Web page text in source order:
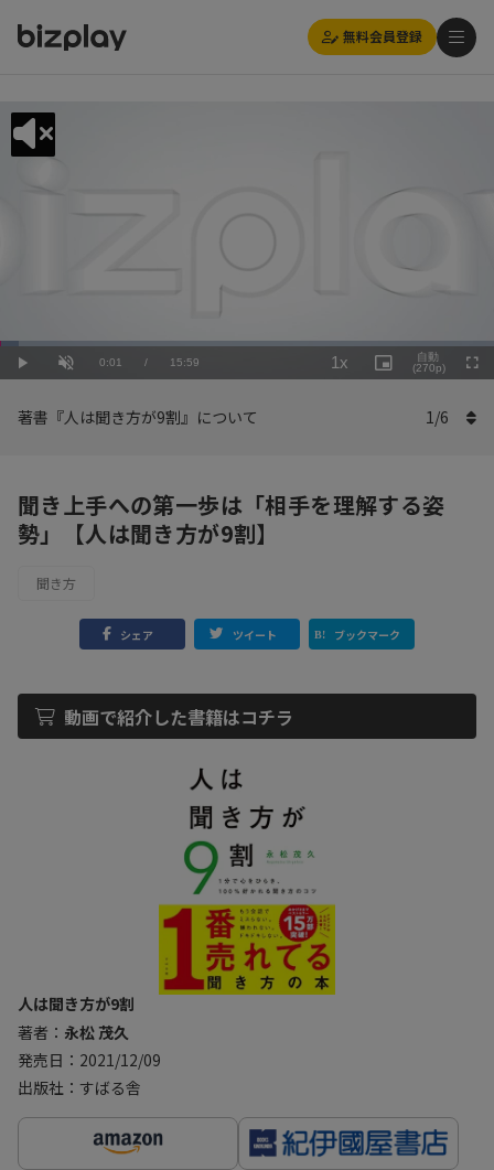
無料会員登録
Play UnmuteCurrent
0:01 / Duration
15:59
Loaded:
3.76%
1x
Rate
Picture-
in-
自動
(270p)
著書『人は聞き方が9割』について 1/6
聞き上手への第一歩は「相手を理解する姿
勢」【人は聞き方が9割】
聞き方
シェア ツイート ブックマーク
動画で紹介した書籍はコチラ
人は聞き方が9割
著者： 永松 茂久
発売日：2021/12/09
出版社：すばる舎